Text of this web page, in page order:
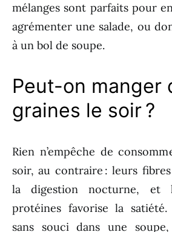
mélanges sont parfaits pour
agrémenter une salade, ou
à un bol de soupe.
Peut-on manger
graines le soir ?
Rien n’empêche de
soir, au contraire : leurs
la digestion nocturne, et
protéines favorise la satiété.
sans souci dans une